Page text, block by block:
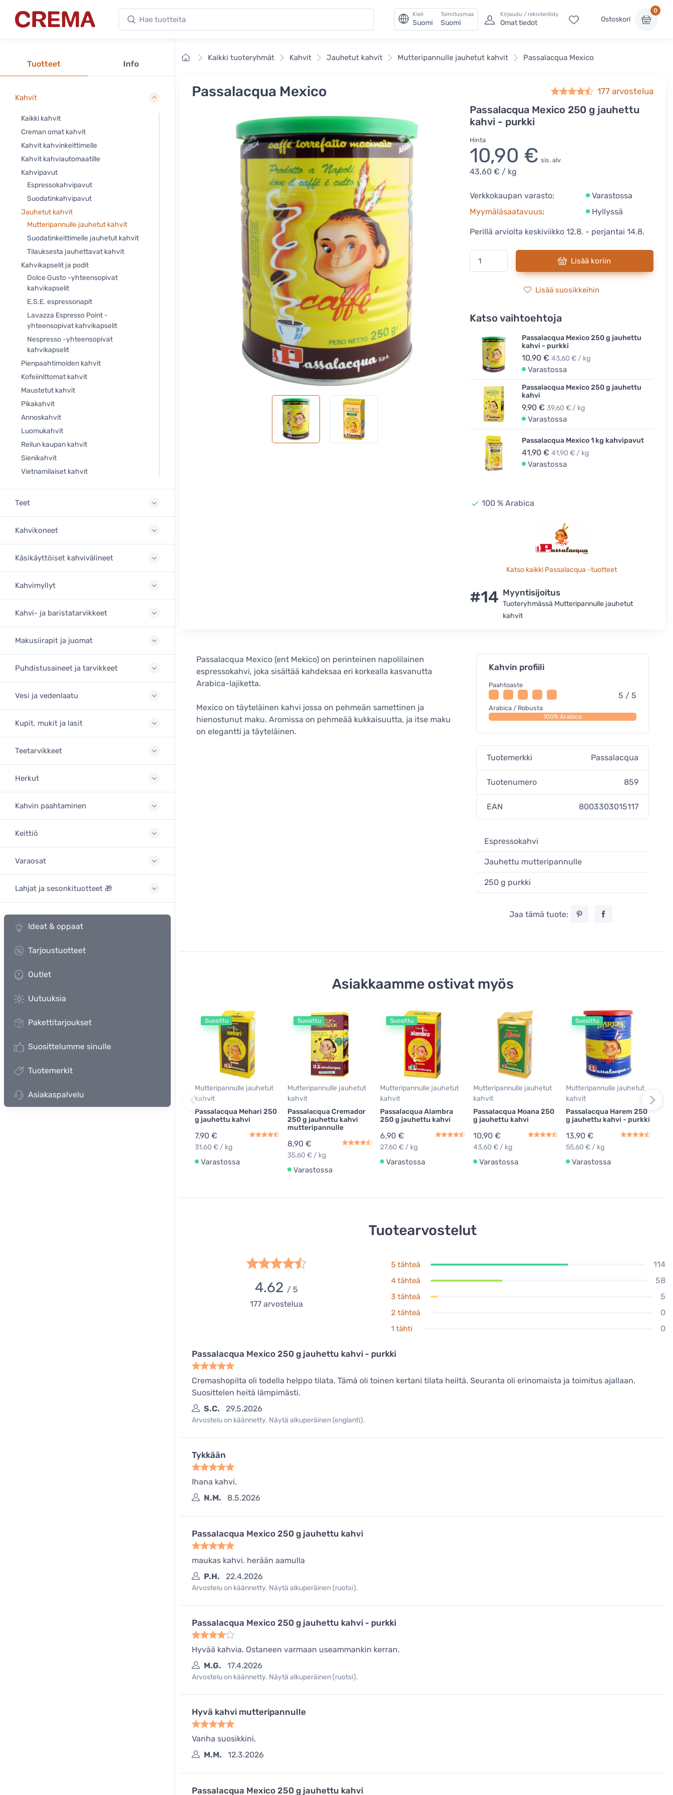
Crema Hae tuotteita Kieli
Suomi
Toimitusmaa
Suomi
Kirjaudu / rekisteröidy
Omat tiedot Ostoskori
0
Tuotteet Info
Kahvit
Kaikki kahvit
Creman omat kahvit
Kahvit kahvinkeittimelle
Kahvit kahviautomaatille
Kahvipavut
Espressokahvipavut
Suodatinkahvipavut
Jauhetut kahvit
Mutteripannulle jauhetut kahvit
Suodatinkeittimelle jauhetut kahvit
Tilauksesta jauhettavat kahvit
Kahvikapselit ja podit
Dolce Gusto -yhteensopivat
kahvikapselit
E.S.E. espressonapit
Lavazza Espresso Point -
yhteensopivat kahvikapselit
Nespresso -yhteensopivat
kahvikapselit
Pienpaahtimoiden kahvit
Kofeiinittomat kahvit
Maustetut kahvit
Pikakahvit
Annoskahvit
Luomukahvit
Reilun kaupan kahvit
Sienikahvit
Vietnamilaiset kahvit
Teet
Kahvikoneet
Käsikäyttöiset kahvivälineet
Kahvimyllyt
Kahvi- ja baristatarvikkeet
Makusiirapit ja juomat
Puhdistusaineet ja tarvikkeet
Vesi ja vedenlaatu
Kupit, mukit ja lasit
Teetarvikkeet
Herkut
Kahvin paahtaminen
Keittiö
Varaosat
Lahjat ja sesonkituotteet 🎁
Ideat & oppaat
Tarjoustuotteet
Outlet
Uutuuksia
Pakettitarjoukset
Suosittelumme sinulle
Tuotemerkit
Asiakaspalvelu
EtusivuKaikki tuoteryhmät Kahvit Jauhetut kahvit Mutteripannulle jauhetut kahvit Passalacqua Mexico
Passalacqua Mexico 177 arvostelua
Passalacqua Mexico 250 g jauhettu
kahvi - purkki
Hinta
10,90 € sis. alv
43,60 € / kg
Verkkokaupan varasto:
Varastossa
Myymäläsaatavuus: Hyllyssä
Perillä arviolta keskiviikko 12.8. - perjantai 14.8.
Lisää koriin
Lisää suosikkeihin
Katso vaihtoehtoja
Passalacqua Mexico 250 g jauhettu
kahvi - purkki
10,90 € 43,60 € / kg
Varastossa
Passalacqua Mexico 250 g jauhettu
kahvi
9,90 € 39,60 € / kg
Varastossa
Passalacqua Mexico 1 kg kahvipavut
41,90 € 41,90 € / kg
Varastossa
100 % Arabica
Katso kaikki Passalacqua -tuotteet
#14 Myyntisijoitus
Tuoteryhmässä Mutteripannulle jauhetut
kahvit
Passalacqua Mexico (ent Mekico) on perinteinen napolilainen
espressokahvi, joka sisältää kahdeksaa eri korkealla kasvanutta
Arabica-lajiketta.
Mexico on täyteläinen kahvi jossa on pehmeän samettinen ja
hienostunut maku. Aromissa on pehmeää kukkaisuutta, ja itse maku
on elegantti ja täyteläinen.
Kahvin profiili
Paahtoaste
5 / 5
Arabica / Robusta
100% Arabica
Tuotemerkki Passalacqua
Tuotenumero 859
EAN 8003303015117
Espressokahvi
Jauhettu mutteripannulle
250 g purkki
Jaa tämä tuote:
Asiakkaamme ostivat myös
Suosittu
Mutteripannulle jauhetut
kahvit
Passalacqua Mehari 250
g jauhettu kahvi
7,90 €
31,60 € / kg
Varastossa
Suosittu
Mutteripannulle jauhetut
kahvit
Passalacqua Cremador
250 g jauhettu kahvi
mutteripannulle
8,90 €
35,60 € / kg
Varastossa
Suosittu
Mutteripannulle jauhetut
kahvit
Passalacqua Alambra
250 g jauhettu kahvi
6,90 €
27,60 € / kg
Varastossa
Mutteripannulle jauhetut
kahvit
Passalacqua Moana 250
g jauhettu kahvi
10,90 €
43,60 € / kg
Varastossa
Suosittu
Mutteripannulle jauhetut
kahvit
Passalacqua Harem 250
g jauhettu kahvi - purkki
13,90 €
55,60 € / kg
Varastossa
Tuotearvostelut
4.62 / 5
177 arvostelua
5 tähteä 114
4 tähteä 58
3 tähteä 5
2 tähteä 0
1 tähti 0
Passalacqua Mexico 250 g jauhettu kahvi - purkki
Cremashopilta oli todella helppo tilata. Tämä oli toinen kertani tilata heiltä. Seuranta oli erinomaista ja toimitus ajallaan.
Suosittelen heitä lämpimästi.
S.C.
29.5.2026
Arvostelu on käännetty. Näytä alkuperäinen (englanti).
Tykkään
Ihana kahvi.
N.M.
8.5.2026
Passalacqua Mexico 250 g jauhettu kahvi
maukas kahvi. herään aamulla
P.H.
22.4.2026
Arvostelu on käännetty. Näytä alkuperäinen (ruotsi).
Passalacqua Mexico 250 g jauhettu kahvi - purkki
Hyvää kahvia. Ostaneen varmaan useammankin kerran.
M.G.
17.4.2026
Arvostelu on käännetty. Näytä alkuperäinen (ruotsi).
Hyvä kahvi mutteripannulle
Vanha suosikkini.
M.M.
12.3.2026
Passalacqua Mexico 250 g jauhettu kahvi